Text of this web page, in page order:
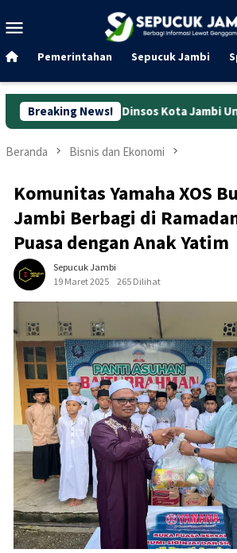
ke
Mobile
Pemerintahan Sepucuk Jambi
Breaking News!
Dinsos Kota Jambi Ungkap Penyebab
Beranda Bisnis dan Ekonomi
Komunitas Yamaha XOS
Jambi Berbagi di
Puasa dengan Anak Yatim
Sepucuk Jambi
19 Maret 2025
265 Dilihat